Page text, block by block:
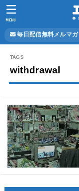
毎日配信無料メルマガ
MENU
withdrawal